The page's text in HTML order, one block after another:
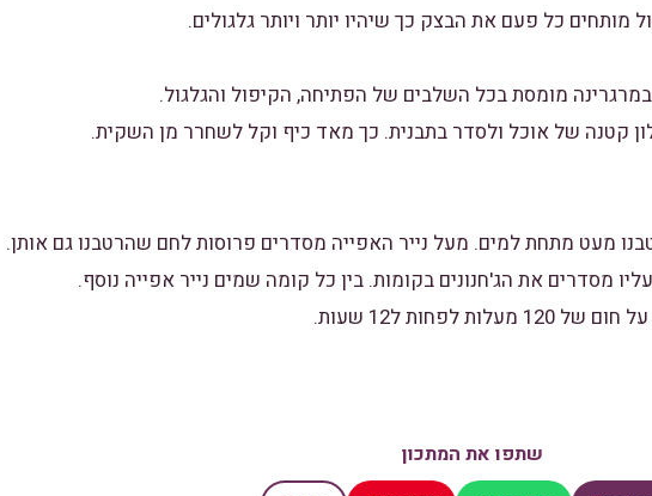
מותחים כל פעם את הבצק כך שיהיו יותר ויותר גלגולים.
מומסת בכל השלבים של הפתיחה, הקיפול והגלגול.
קטנה של אוכל ולסדר בתבנית. כך מאד כיף וקל לשחרר מן השקית.
מעט מתחת למים. מעל נייר האפייה מסדרים פרוסות לחם שהרטבנו גם אותן.
מסדרים את הג'חנונים בקומות. בין כל קומה שמים נייר אפייה נוסף.
ל12 שעות.
שתפו את המתכון